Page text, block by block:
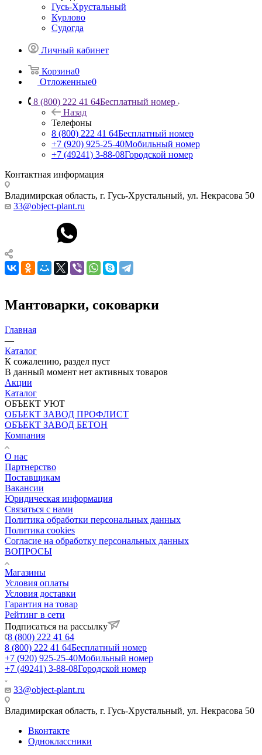
Гусь-Хрустальный
Курлово
Судогда
Личный кабинет
Корзина0
Отложенные0
8 (800) 222 41 64Бесплатный номер
Назад
Телефоны
8 (800) 222 41 64Бесплатный номер
+7 (920) 925-25-40Мобильный номер
+7 (49241) 3-88-08Городской номер
Контактная информация
Владимирская область, г. Гусь-Хрустальный, ул. Некрасова 50
33@object-plant.ru
Мантоварки, соковарки
Главная
—
Каталог
К сожалению, раздел пуст
В данный момент нет активных товаров
Акции
Каталог
ОБЪЕКТ УЮТ
ОБЪЕКТ ЗАВОД ПРОФЛИСТ
ОБЪЕКТ ЗАВОД БЕТОН
Компания
О нас
Партнерство
Поставщикам
Вакансии
Юридическая информация
Связаться с нами
Политика обработки персональных данных
Политика cookies
Согласие на обработку персональных данных
ВОПРОСЫ
Магазины
Условия оплаты
Условия доставки
Гарантия на товар
Рейтинг в сети
Подписаться на рассылку
8 (800) 222 41 64
8 (800) 222 41 64Бесплатный номер
+7 (920) 925-25-40Мобильный номер
+7 (49241) 3-88-08Городской номер
33@object-plant.ru
Владимирская область, г. Гусь-Хрустальный, ул. Некрасова 50
Вконтакте
Одноклассники